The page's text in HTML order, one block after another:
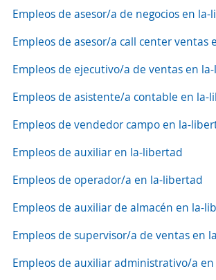
Empleos de asesor/a de negocios en
Empleos de asesor/a call center ventas
Empleos de ejecutivo/a de ventas en
Empleos de asistente/a contable en la-
Empleos de vendedor campo en la-
Empleos de auxiliar en la-libertad
Empleos de operador/a en la-libertad
Empleos de auxiliar de almacén en la-
Empleos de supervisor/a de ventas en
Empleos de auxiliar administrativo/a